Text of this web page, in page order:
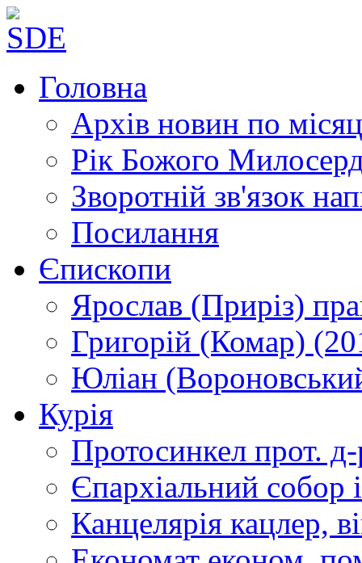
Головна
Архів новин по
Рік Божого
Зворотній зв'язок
Посилання
Єпископи
Ярослав (Приріз)
Григорій (Комар)
Юліан
Курія
Протосинкел прот.
Єпархіальний собор
Канцелярія кацлер,